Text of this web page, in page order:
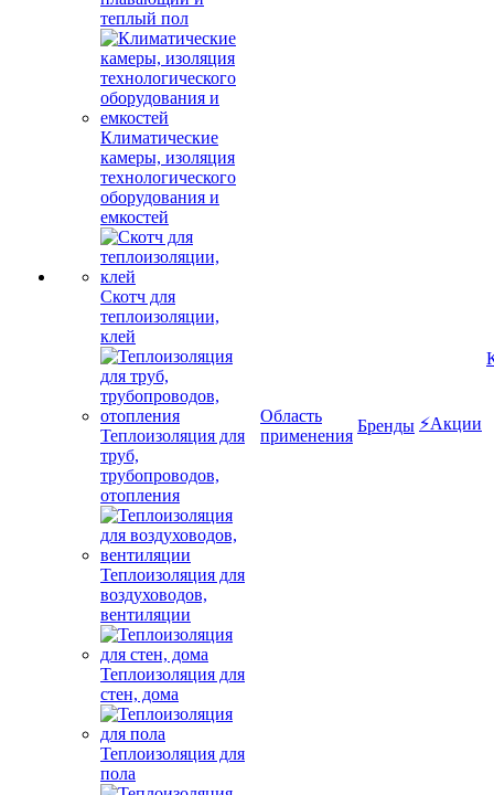
теплый пол
Климатические
камеры, изоляция
технологического
оборудования и
емкостей
Скотч для
теплоизоляции,
клей
Теплоизоляция для
труб,
трубопроводов,
отопления
Теплоизоляция для
воздуховодов,
вентиляции
Теплоизоляция для
стен, дома
Теплоизоляция для
пола
Область
применения
Бренды ⚡Акции